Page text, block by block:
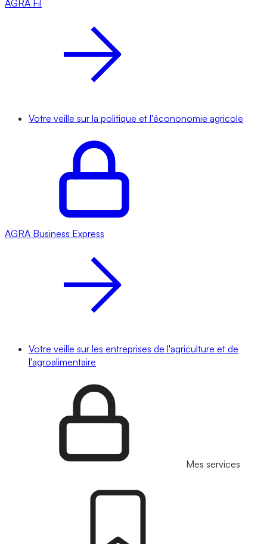
AGRA Fil
Votre veille sur la politique et l'écononomie agricole
AGRA Business Express
Votre veille sur les entreprises de l'agriculture et de
l'agroalimentaire
Mes services